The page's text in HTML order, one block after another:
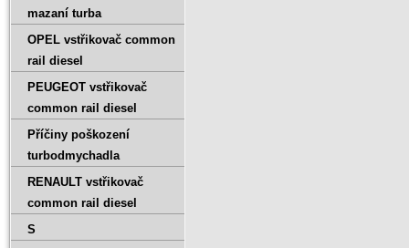
mazaní turba
OPEL vstřikovač common
rail diesel
PEUGEOT vstřikovač
common rail diesel
Příčiny poškození
turbodmychadla
RENAULT vstřikovač
common rail diesel
S